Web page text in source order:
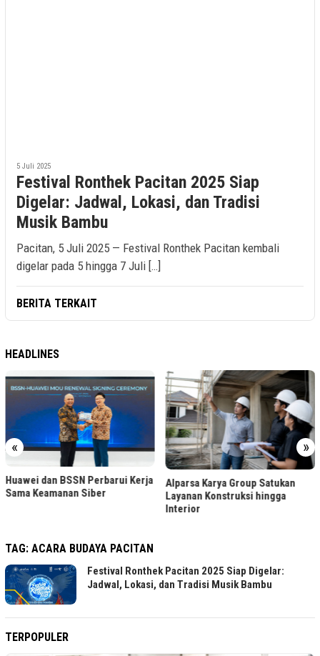
5 Juli 2025
Festival Ronthek Pacitan 2025 Siap
Digelar: Jadwal, Lokasi, dan Tradisi
Musik Bambu
Pacitan, 5 Juli 2025 — Festival Ronthek Pacitan kembali
digelar pada 5 hingga 7 Juli […]
BERITA TERKAIT
HEADLINES
« »
Huawei dan BSSN Perbarui Kerja
Sama Keamanan Siber
Alparsa Karya Group Satukan
Layanan Konstruksi hingga
Interior
TAG: ACARA BUDAYA PACITAN
Festival Ronthek Pacitan 2025 Siap Digelar:
Jadwal, Lokasi, dan Tradisi Musik Bambu
TERPOPULER